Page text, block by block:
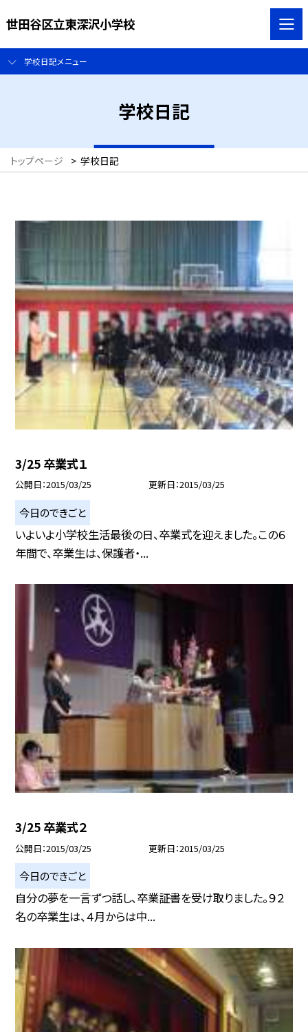
世田谷区立東深沢小学校
学校日記メニュー
学校日記
トップページ > 学校日記
3/25 卒業式１
公開日 2015/03/25 更新日 2015/03/25
今日のできごと
いよいよ小学校生活最後の日、卒業式を迎えました。この６
年間で、卒業生は、保護者・...
3/25 卒業式２
公開日 2015/03/25 更新日 2015/03/25
今日のできごと
自分の夢を一言ずつ話し、卒業証書を受け取りました。９２
名の卒業生は、４月からは中...